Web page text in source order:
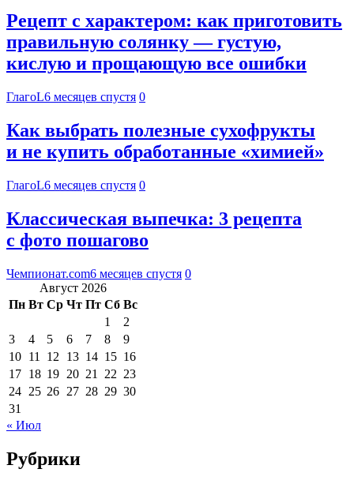
Рецепт с характером: как приготовить
правильную солянку — густую,
кислую и прощающую все ошибки
ГлагоL6 месяцев спустя 0
Как выбрать полезные сухофрукты
и не купить обработанные «химией»
ГлагоL6 месяцев спустя 0
Классическая выпечка: 3 рецепта
с фото пошагово
Чемпионат.com6 месяцев спустя 0
Август 2026
Пн Вт Ср Чт Пт Сб Вс
1
2
3
4 5 6 7 8
9
10 11 12 13 14 15 16
17 18 19 20 21 22 23
24 25 26 27 28 29 30
31
« Июл
Рубрики